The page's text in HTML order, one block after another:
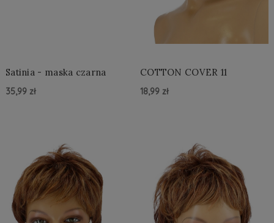
Satinia - maska czarna
35,99 zł
COTTON COVER 11
18,99 zł